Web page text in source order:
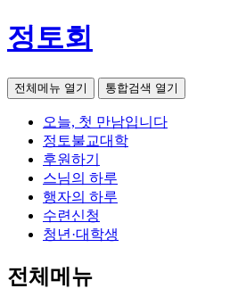
정토회
전체메뉴 열기 통합검색 열기
오늘, 첫 만남입니다
정토불교대학
후원하기
스님의 하루
행자의 하루
수련신청
청년·대학생
전체메뉴